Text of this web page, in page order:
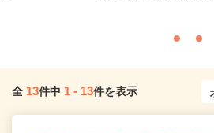
全 13件中 1 - 13件を表示